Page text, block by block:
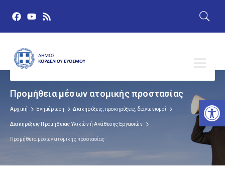
Προμήθεια μέσων ατομικής προστασίας
Αρχική Ενημέρωση Διακηρύξεις, προκηρύξεις, διαγωνισμοί
Διακηρύξεις Προμήθειας Υλικών ή Ανάθεσης Εργασιών
Προμήθεια μέσων ατομικής προστασίας